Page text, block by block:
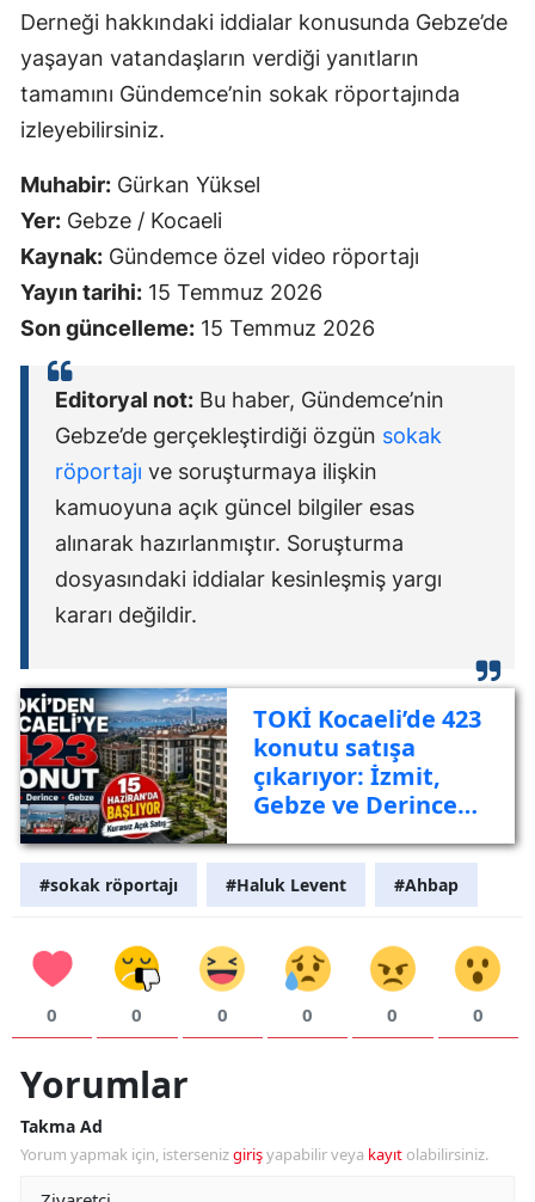
Derneği hakkındaki iddialar konusunda Gebze’de
yaşayan vatandaşların verdiği yanıtların
tamamını Gündemce’nin sokak röportajında
izleyebilirsiniz.
Muhabir: Gürkan Yüksel
Yer: Gebze / Kocaeli
Kaynak: Gündemce özel video röportajı
Yayın tarihi: 15 Temmuz 2026
Son güncelleme: 15 Temmuz 2026
Editoryal not: Bu haber, Gündemce’nin
Gebze’de gerçekleştirdiği özgün sokak
röportajı ve soruşturmaya ilişkin
kamuoyuna açık güncel bilgiler esas
alınarak hazırlanmıştır. Soruşturma
dosyasındaki iddialar kesinleşmiş yargı
kararı değildir.
TOKİ Kocaeli’de 423
konutu satışa
çıkarıyor: İzmit,
Gebze ve Derince
#sokak röportajı #Haluk Levent #Ahbap
0 0 0 0 0 0
Yorumlar
Takma Ad
Yorum yapmak için, istersenizgirişyapabilir veya kayıt olabilirsiniz.